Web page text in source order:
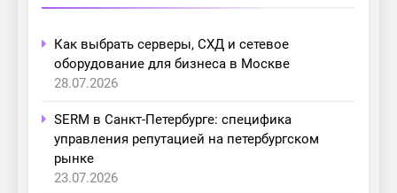
Как выбрать серверы, СХД и сетевое
оборудование для бизнеса в Москве
28.07.2026
SERM в Санкт-Петербурге: специфика
управления репутацией на петербургском
рынке
23.07.2026